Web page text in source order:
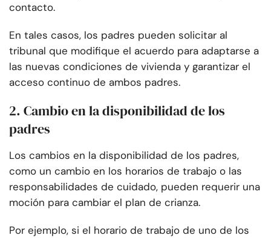
contacto.
En tales casos, los padres pueden solicitar al
tribunal que modifique el acuerdo para adaptarse a
las nuevas condiciones de vivienda y garantizar el
acceso continuo de ambos padres.
2. Cambio en la disponibilidad de los
padres
Los cambios en la disponibilidad de los padres,
como un cambio en los horarios de trabajo o las
responsabilidades de cuidado, pueden requerir una
moción para cambiar el plan de crianza.
Por ejemplo, si el horario de trabajo de uno de los